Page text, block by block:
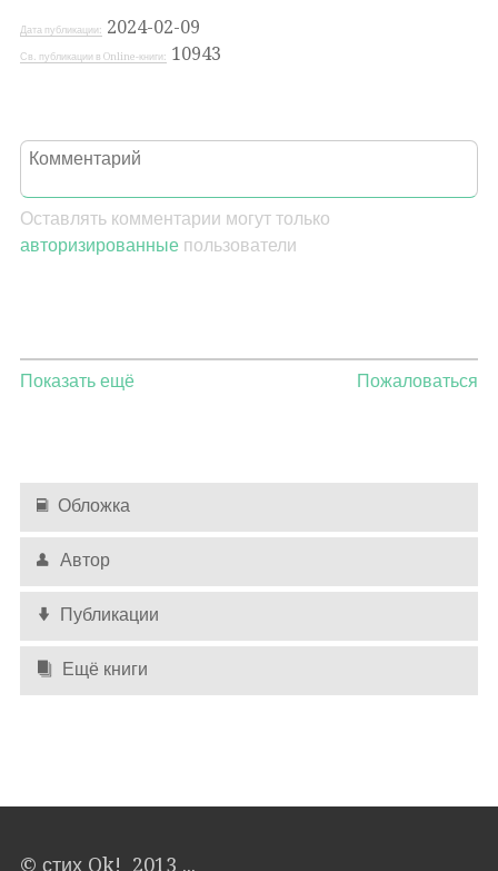
Дата публикации: 2024-02-09
Св. публикации в Online-книги: 10943
Оставлять комментарии могут только
авторизированныепользователи
Показать ещё Пожаловаться
Обложка
Автор
Публикации
Ещё книги
© стих Ok! 2013 ...